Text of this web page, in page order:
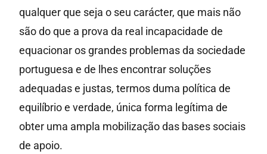
qualquer que seja o seu carácter, que mais não
são do que a prova da real incapacidade de
equacionar os grandes problemas da sociedade
portuguesa e de lhes encontrar soluções
adequadas e justas, termos duma política de
equilíbrio e verdade, única forma legítima de
obter uma ampla mobilização das bases sociais
de apoio.